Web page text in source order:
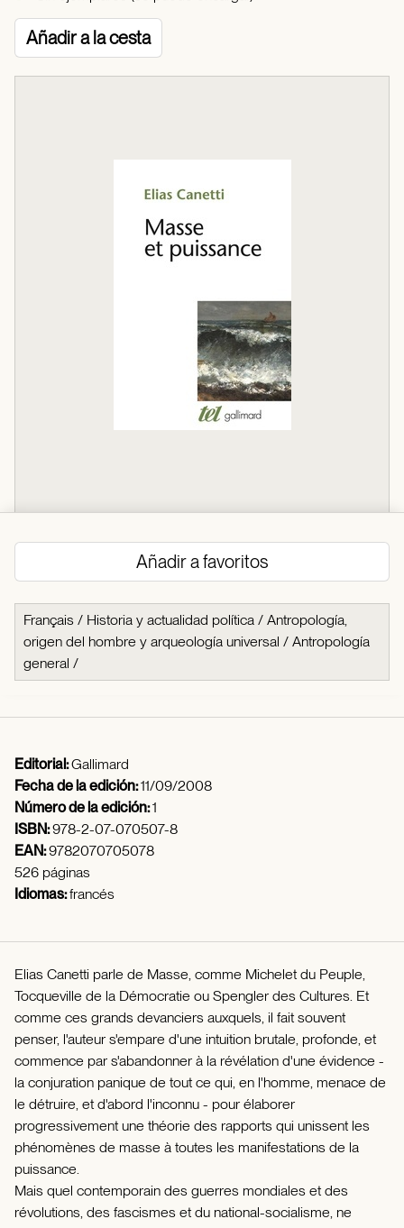
Añadir a la cesta
Añadir a favoritos
Français / Historia y actualidad política / Antropología,
origen del hombre y arqueología universal / Antropología
general /
Editorial:Gallimard
Fecha de la edición:11/09/2008
Número de la edición:1
ISBN:978-2-07-070507-8
EAN:9782070705078
526 páginas
Idiomas:francés
Elias Canetti parle de Masse, comme Michelet du Peuple,
Tocqueville de la Démocratie ou Spengler des Cultures. Et
comme ces grands devanciers auxquels, il fait souvent
penser, l'auteur s'empare d'une intuition brutale, profonde, et
commence par s'abandonner à la révélation d'une évidence -
la conjuration panique de tout ce qui, en l'homme, menace de
le détruire, et d'abord l'inconnu - pour élaborer
progressivement une théorie des rapports qui unissent les
phénomènes de masse à toutes les manifestations de la
puissance.
Mais quel contemporain des guerres mondiales et des
révolutions, des fascismes et du national-socialisme, ne